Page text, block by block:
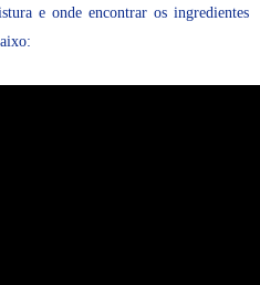
e onde encontrar os ingredientes